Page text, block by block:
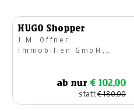
HUGO Shopper
J.M. Offner
Immobilien GmbH,
ab nur € 102,00
statt€ 180,00